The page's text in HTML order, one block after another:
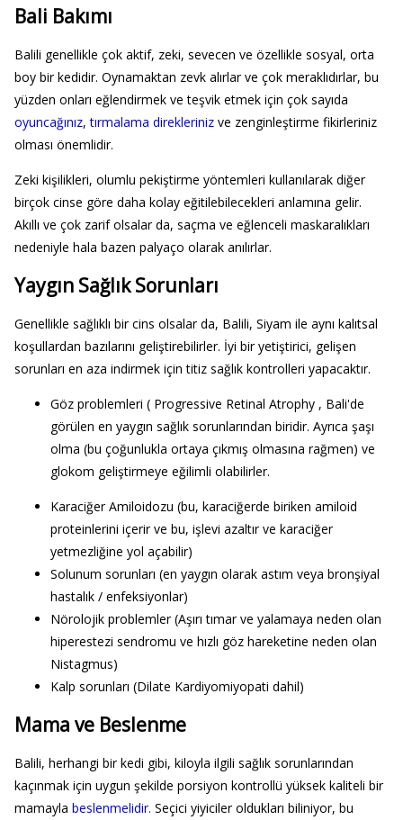
Bali Bakımı
Balili genellikle çok aktif, zeki, sevecen ve özellikle sosyal, orta
boy bir kedidir. Oynamaktan zevk alırlar ve çok meraklıdırlar, bu
yüzden onları eğlendirmek ve teşvik etmek için çok sayıda
oyuncağınız,tırmalama direklerinizve zenginleştirme fikirleriniz
olması önemlidir.
Zeki kişilikleri, olumlu pekiştirme yöntemleri kullanılarak diğer
birçok cinse göre daha kolay eğitilebilecekleri anlamına gelir.
Akıllı ve çok zarif olsalar da, saçma ve eğlenceli maskaralıkları
nedeniyle hala bazen palyaço olarak anılırlar.
Yaygın Sağlık Sorunları
Genellikle sağlıklı bir cins olsalar da, Balili, Siyam ile aynı kalıtsal
koşullardan bazılarını geliştirebilirler. İyi bir yetiştirici, gelişen
sorunları en aza indirmek için titiz sağlık kontrolleri yapacaktır.
Göz problemleri ( Progressive Retinal Atrophy , Bali'de
görülen en yaygın sağlık sorunlarından biridir. Ayrıca şaşı
olma (bu çoğunlukla ortaya çıkmış olmasına rağmen) ve
glokom geliştirmeye eğilimli olabilirler.
Karaciğer Amiloidozu (bu, karaciğerde biriken amiloid
proteinlerini içerir ve bu, işlevi azaltır ve karaciğer
yetmezliğine yol açabilir)
Solunum sorunları (en yaygın olarak astım veya bronşiyal
hastalık / enfeksiyonlar)
Nörolojik problemler (Aşırı tımar ve yalamaya neden olan
hiperestezi sendromu ve hızlı göz hareketine neden olan
Nistagmus)
Kalp sorunları (Dilate Kardiyomiyopati dahil)
Mama ve Beslenme
Balili, herhangi bir kedi gibi, kiloyla ilgili sağlık sorunlarından
kaçınmak için uygun şekilde porsiyon kontrollü yüksek kaliteli bir
mamayla beslenmelidir. Seçici yiyiciler oldukları biliniyor, bu